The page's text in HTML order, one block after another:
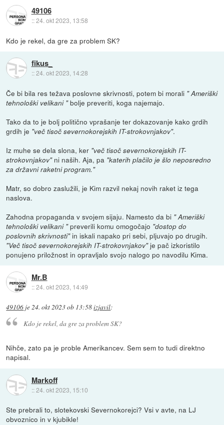
49106
::24. okt 2023, 13:58
Kdo je rekel, da gre za problem SK?
fikus_
::24. okt 2023, 14:28
Če bi bila res težava poslovne skrivnosti, potem bi morali " Ameriški
tehnološki velikani "bolje preveriti, koga najemajo.
Tako da to je bolj politično vprašanje ter dokazovanje kako grdih
grdih je "več tisoč severnokorejskih IT-strokovnjakov".
Iz muhe se dela slona, ker "več tisoč severnokorejskih IT-
strokovnjakov"ni naših. Aja, pa "katerih plačilo je šlo neposredno
za državni raketni program."
Matr, so dobro zaslužili, je Kim razvil nekaj novih raket iz tega
naslova.
Zahodna propaganda v svojem sijaju. Namesto da bi " Ameriški
tehnološki velikani "preverili komu omogočajo "dostop do
poslovnih skrivnosti"in iskali napako pri sebi, pljuvajo po drugih.
"Več tisoč severnokorejskih IT-strokovnjakov"je pač izkoristilo
ponujeno priložnost in opravljalo svojo nalogo po navodilu Kima.
Mr.B
::24. okt 2023, 14:49
49106 je24. okt 2023 ob 13:58izjavil:
Kdo je rekel, da gre za problem SK?
Nihče, zato pa je proble Amerikancev. Sem sem to tudi direktno
napisal.
Markoff
::24. okt 2023, 15:10
Ste prebrali to, slotekovski Severnokorejci? Vsi v avte, na LJ
obvoznico in v kjubikle!